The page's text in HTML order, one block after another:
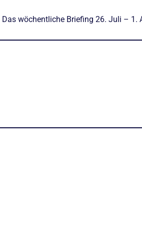
Das wöchentliche Briefing 26. Juli – 1.